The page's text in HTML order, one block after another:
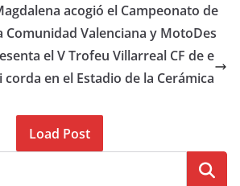
acogió el Campeonato de
Comunidad Valenciana y MotoDes
el V Trofeu Villarreal CF de e
corda en el Estadio de la Cerámica
Load Post